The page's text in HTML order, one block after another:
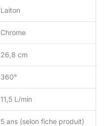
Laiton
Chrome
26,8 cm
360°
11,5 L/min
5 ans (selon fiche produit)